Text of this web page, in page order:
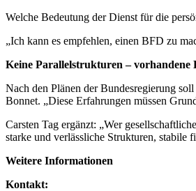
Welche Bedeutung der Dienst für die
„Ich kann es empfehlen, einen BFD zu
Keine Parallelstrukturen – vorhandene
Nach den Plänen der Bundesregierung
Bonnet. „Diese Erfahrungen müssen
Carsten Tag ergänzt: „Wer
starke und verlässliche Strukturen,
Weitere Informationen
Kontakt: